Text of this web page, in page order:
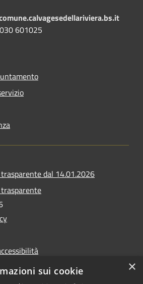
601025
dal 14.01.2026
×
sui cookie